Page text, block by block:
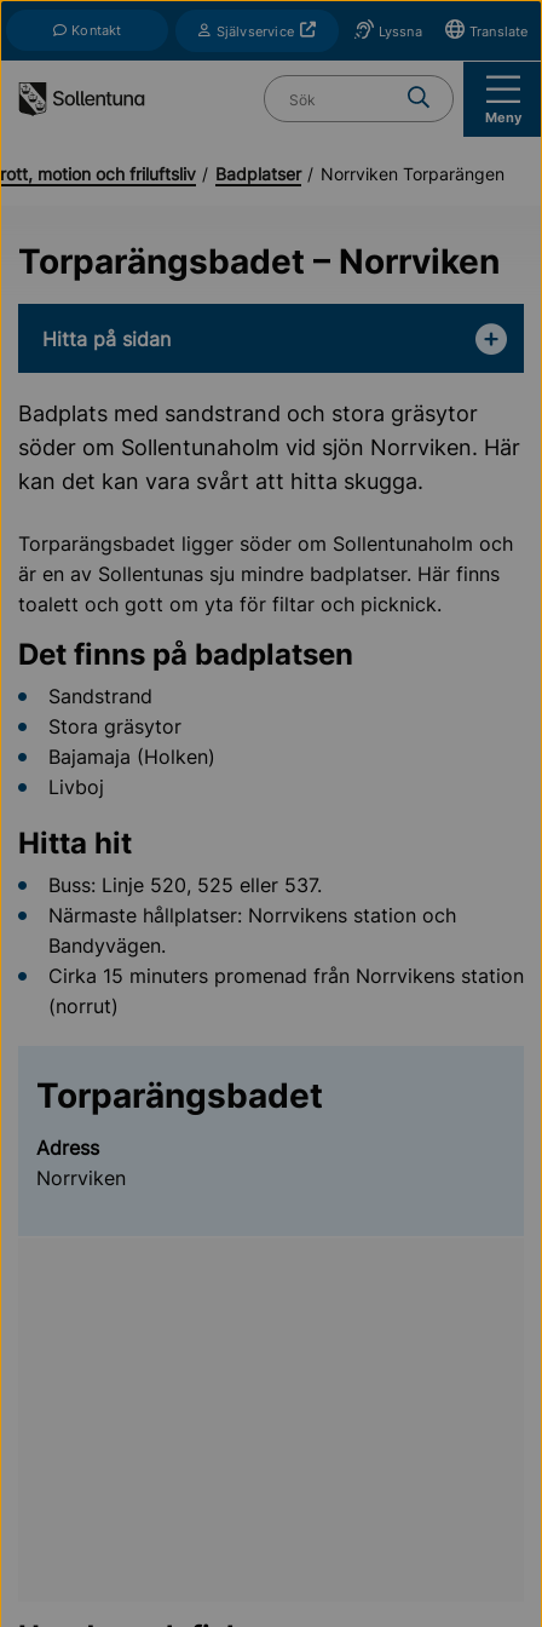
Kontakt SjälvserviceÖppnas i nytt fönsterLyssna Translate
Vad söker du?
Meny
motion och friluftsliv Badplatser Norrviken Torparängen
Torparängsbadet – Norrviken
Hitta på sidan
Badplats med sandstrand och stora gräsytor
söder om Sollentunaholm vid sjön Norrviken. Här
kan det kan vara svårt att hitta skugga.
Torparängsbadet ligger söder om Sollentunaholm och
är en av Sollentunas sju mindre badplatser. Här finns
toalett och gott om yta för filtar och picknick.
Det finns på badplatsen
Sandstrand
Stora gräsytor
Bajamaja (Holken)
Livboj
Hitta hit
Buss: Linje 520, 525 eller 537.
Närmaste hållplatser: Norrvikens station och
Bandyvägen.
Cirka 15 minuters promenad från Norrvikens station
(norrut)
Torparängsbadet
Adress
Norrviken